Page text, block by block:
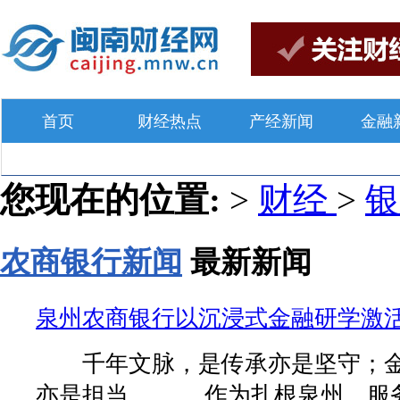
首页 财经热点 产经新闻 金融
您现在的位置: > 财经 >
农商银行新闻 最新新闻
泉州农商银行以沉浸式金融研学激
千年文脉，是传承亦是坚守；